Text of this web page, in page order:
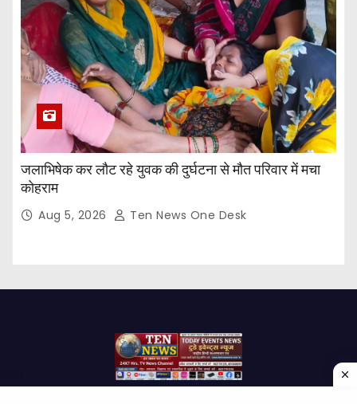
जलाभिषेक कर लौट रहे युवक की दुर्घटना से मौत परिवार में मचा
कोहराम
Aug 5, 2026 Ten News One Desk